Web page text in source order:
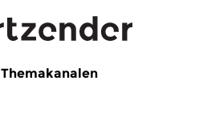
Themakanalen